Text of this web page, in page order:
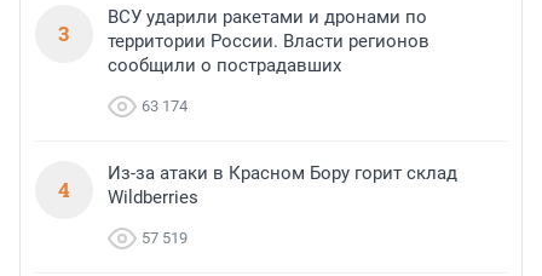
3
ВСУ ударили ракетами и дронами по
территории России. Власти регионов
сообщили о пострадавших
63 174
4
Из-за атаки в Красном Бору горит склад
Wildberries
57 519